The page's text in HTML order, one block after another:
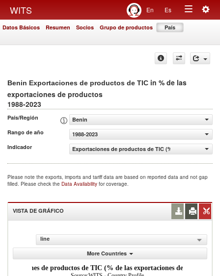
WITS En Es
Toggle
Datos Básicos Resumen Socios Grupo de productos País
Benin Exportaciones de productos de TIC in % de las
exportaciones de productos
1988-2023
País/Región
Benin
Rango de año
1988-2023
Indicador
Exportaciones de productos de TIC (% de las
Please note the exports, imports and tariff data are based on reported data and not gap
filled. Please check the Data Availability for coverage.
VISTA DE GRÁFICO
line
More Countries
de productos de TIC (% de las exportaciones de productos)